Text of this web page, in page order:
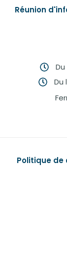
Réunion
Du
Politique